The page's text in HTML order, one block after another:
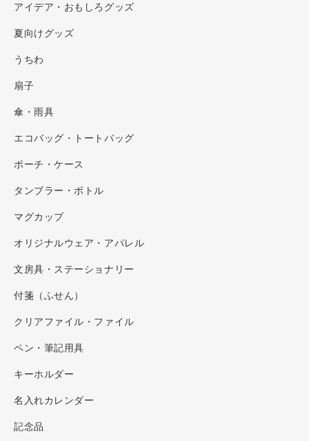
アイデア・おもしろグッズ
夏向けグッズ
うちわ
扇子
傘・雨具
エコバッグ・トートバッグ
ポーチ・ケース
タンブラー・ボトル
マグカップ
オリジナルウェア・アパレル
文房具・ステーショナリー
付箋（ふせん）
クリアファイル・ファイル
ペン・筆記用具
キーホルダー
名入れカレンダー
記念品